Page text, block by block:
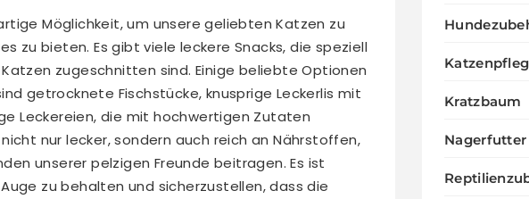
Möglichkeit, um unsere geliebten Katzen zu
zu bieten. Es gibt viele leckere Snacks, die speziell
zugeschnitten sind. Einige beliebte Optionen
getrocknete Fischstücke, knusprige Leckerlis mit
Leckereien, die mit hochwertigen Zutaten
nur lecker, sondern auch reich an Nährstoffen,
unserer pelzigen Freunde beitragen. Es ist
zu behalten und sicherzustellen, dass die
Kratzbaum
Nagerfutter